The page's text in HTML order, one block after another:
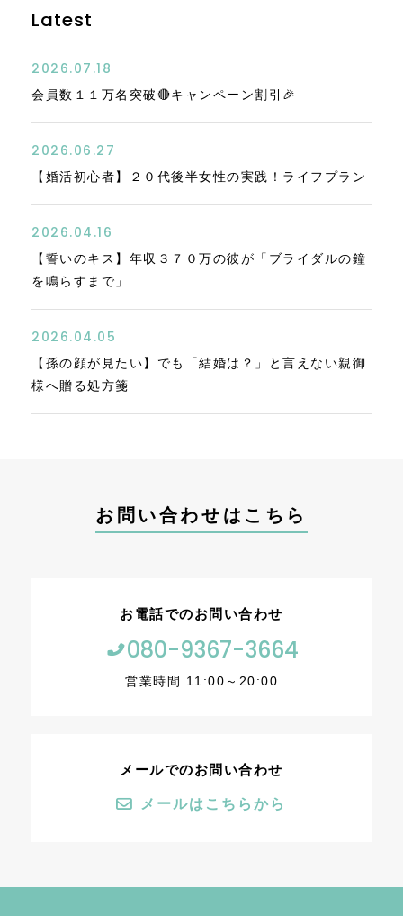
Latest
2026.07.18
会員数１１万名突破🔴キャンペーン割引🎉
2026.06.27
【婚活初心者】２０代後半女性の実践！ライフプラン
2026.04.16
【誓いのキス】年収３７０万の彼が「ブライダルの鐘
を鳴らすまで」
2026.04.05
【孫の顔が見たい】でも「結婚は？」と言えない親御
様へ贈る処方箋
お問い合わせはこちら
お電話でのお問い合わせ
080-9367-3664
営業時間 11:00～20:00
メールでのお問い合わせ
メールはこちらから